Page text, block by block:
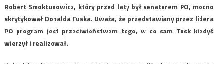
Robert Smoktunowicz, który przed laty był senatorem PO, mocno
skrytykował Donalda Tuska. Uważa, że przedstawiany przez lidera
PO program jest przeciwieństwem tego, w co sam Tusk kiedyś
wierzył i realizował.